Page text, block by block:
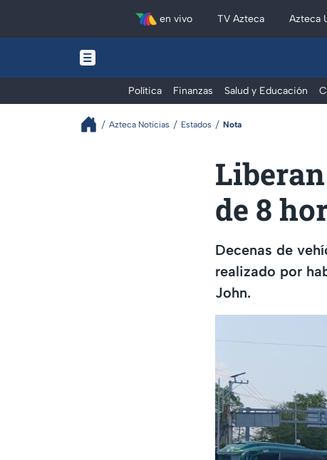
en vivo TV Azteca Azteca
Política Finanzas Salud y Educación
Azteca Noticias Estados Nota
de 8
Decenas de
realizado por
John.